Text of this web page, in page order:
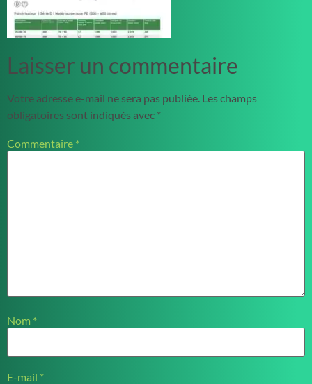
Laisser un commentaire
Votre adresse e-mail ne sera pas publiée. Les champs
obligatoires sont indiqués avec *
Commentaire *
Nom *
E-mail *